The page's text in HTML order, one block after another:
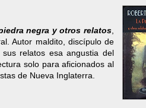
negra y otros relatos
Autor maldito, discípulo de
relatos esa angustia del
solo para aficionados al
de Nueva Inglaterra.